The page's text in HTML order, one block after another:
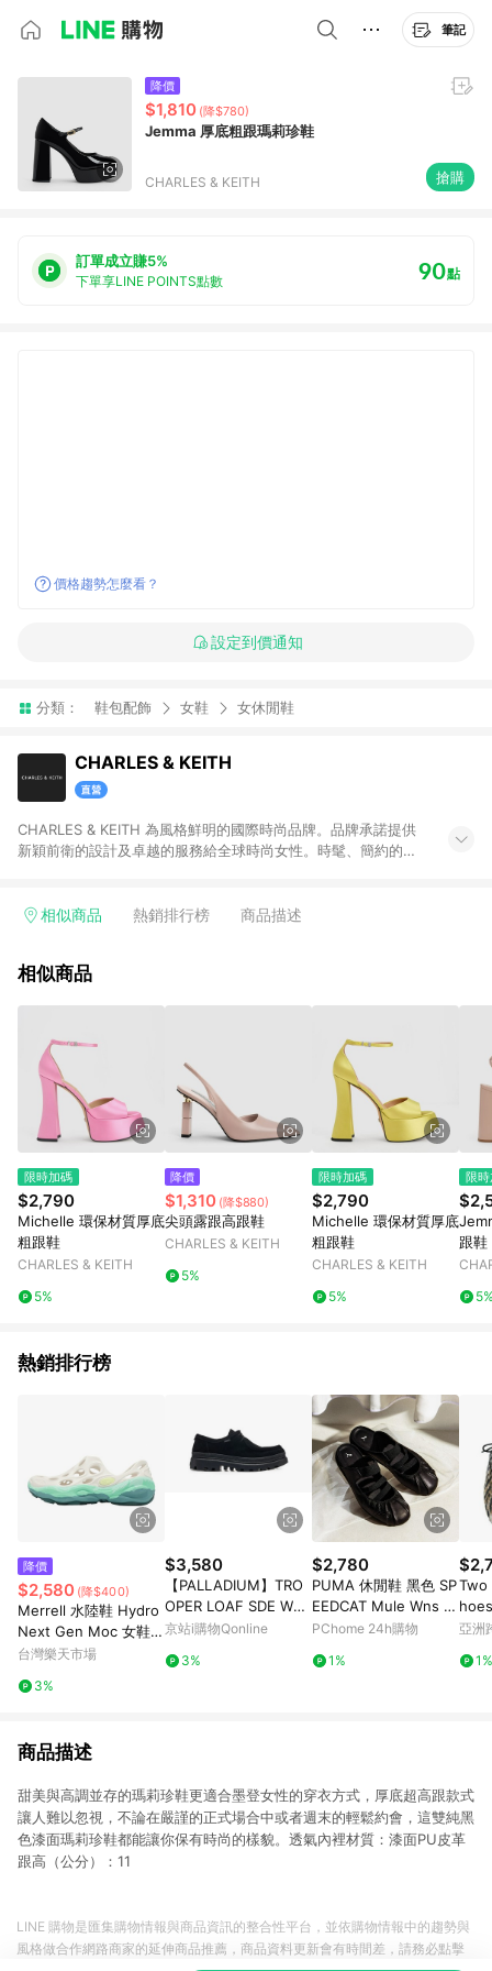
筆記
降價
$1,810 (降$780)
Jemma 厚底粗跟瑪莉珍鞋
CHARLES & KEITH 搶購
訂單成立賺5%
下單享LINE POINTS點數 90點
價格趨勢怎麼看？
設定到價通知
分類： 鞋包配飾 女鞋 女休閒鞋
CHARLES & KEITH
CHARLES & KEITH 為風格鮮明的國際時尚品牌。品牌承諾提供
新穎前衛的設計及卓越的服務給全球時尚女性。時髦、簡約的設
時內結帳才享有回饋，點數將於廠商出貨後 30天前後發送。若於
相似商品 熱銷排行榜 商品描述
相似商品
限時加碼
$2,790
Michelle 環保材質厚底
粗跟鞋
CHARLES & KEITH
5%
降價
$1,310 (降$880)
尖頭露跟高跟鞋
CHARLES & KEITH
5%
限時加碼
$2,790
Michelle 環保材質厚底
粗跟鞋
CHARLES & KEITH
5%
限
跟鞋
熱銷排行榜
降價
$2,580 (降$400)
Merrell 水陸鞋 Hydro
Next Gen Moc 女鞋
青綠 漸層 戶外鞋 溯溪
台灣樂天市場
3%
$3,580
【PALLADIUM】TRO
OPER LOAF SDE WP
+防水鞋 永夜黑(74591
京站i購物Qonline
3%
$2,780
PUMA 休閒鞋 黑色 SP
EEDCAT Mule Wns 穆
勒 懶人 女 40961801
PChome 24h購物
1%
Two
亞洲
1%
商品描述
甜美與高調並存的瑪莉珍鞋更適合墨登女性的穿衣方式，厚底超高跟款式
讓人難以忽視，不論在嚴謹的正式場合中或者週末的輕鬆約會，這雙純黑
色漆面瑪莉珍鞋都能讓你保有時尚的樣貌。透氣內裡材質：漆面PU皮革
跟高（公分）：11
LINE 購物是匯集購物情報與商品資訊的整合性平台，並依購物情報中的趨勢與
風格做合作網路商家的延伸商品推薦，商品資料更新會有時間差，請務必點擊